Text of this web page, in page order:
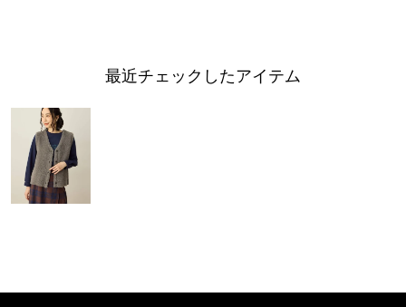
最近チェックしたアイテム